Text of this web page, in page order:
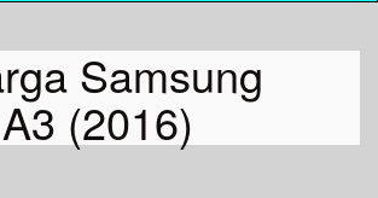
Samsung
(2016)